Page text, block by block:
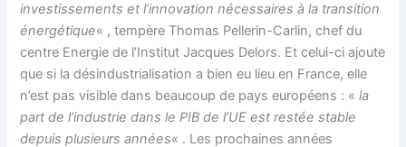
investissements et l’innovation nécessaires à la transition
énergétique« , tempère Thomas Pellerin-Carlin, chef du
centre Energie de l’Institut Jacques Delors. Et celui-ci ajoute
que si la désindustrialisation a bien eu lieu en France, elle
n’est pas visible dans beaucoup de pays européens : «la
part de l’industrie dans le PIB de l’UE est restée stable
depuis plusieurs années« . Les prochaines années